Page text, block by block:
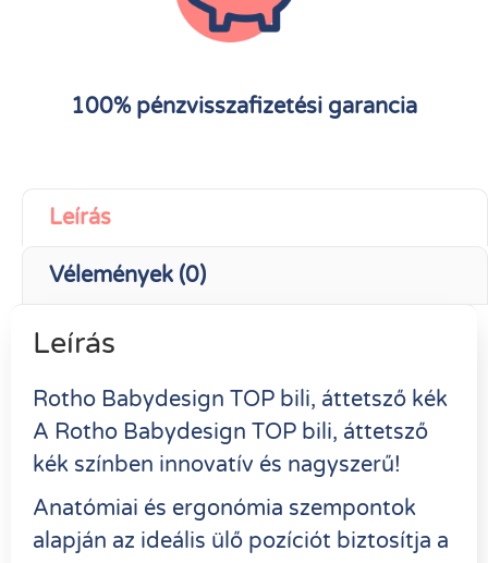
100% pénzvisszafizetési garancia
Leírás
Vélemények (0)
Leírás
Rotho Babydesign TOP bili, áttetsző kék
A Rotho Babydesign TOP bili, áttetsző
kék színben innovatív és nagyszerű!
Anatómiai és ergonómia szempontok
alapján az ideális ülő pozíciót biztosítja a